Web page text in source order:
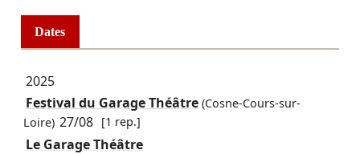
Dates
2025
Festival du Garage Théâtre(Cosne-Cours-sur-
Loire) 27/08 [1 rep.]
Le Garage Théâtre